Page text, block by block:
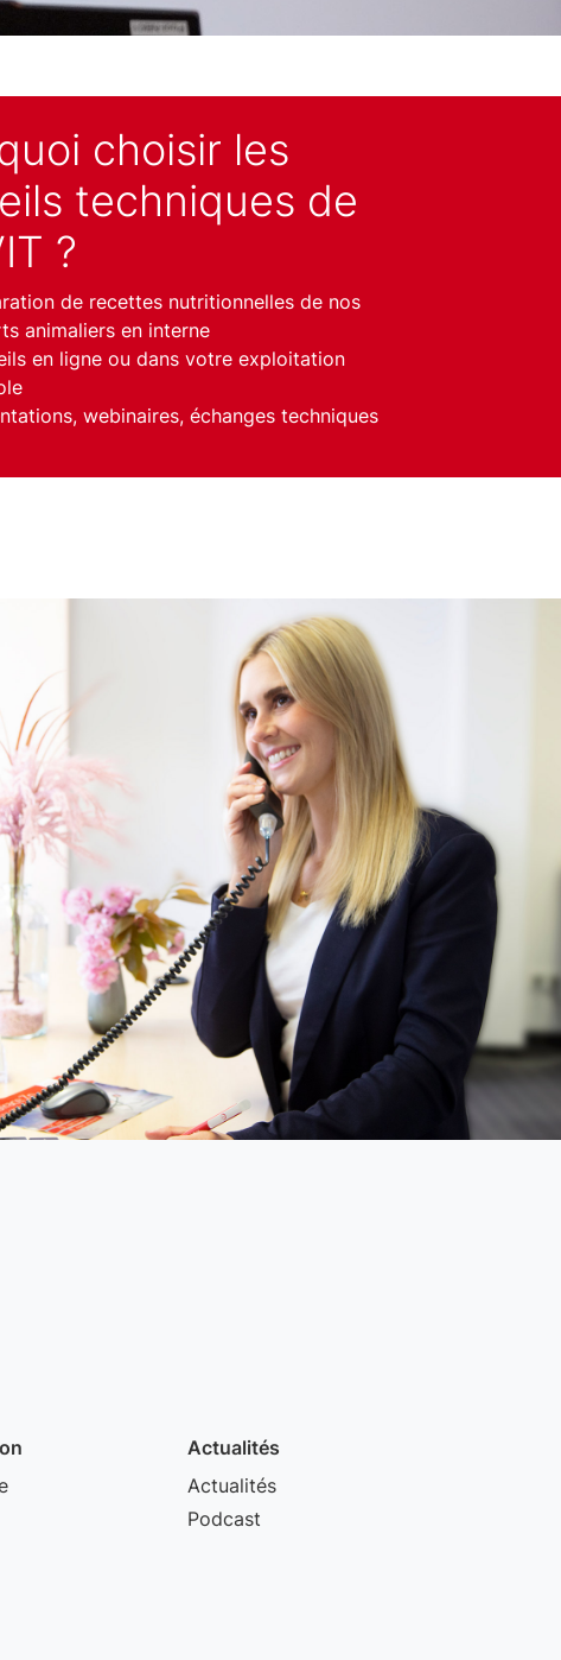
choisir les
techniques de
?
de recettes nutritionnelles de nos
animaliers en interne
en ligne ou dans votre exploitation
webinaires, échanges techniques
Actualités
Actualités
Podcast